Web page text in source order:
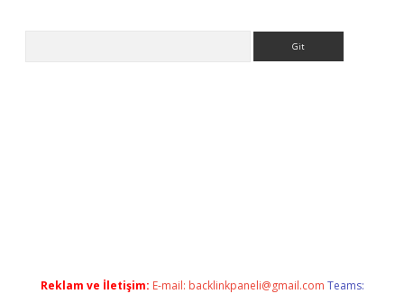
Reklam ve İletişim: E-mail: backlinkpaneli@gmail.com Teams: